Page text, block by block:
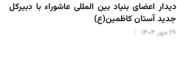
دیدار اعضای بنیاد بین المللی عاشوراء با دبیرکل
جدید آستان کاظمین(ع)
۲۶ مهر ۱۴۰۴